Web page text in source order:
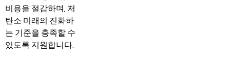
비용을 절감하며, 저
탄소 미래의 진화하
는 기준을 충족할 수
있도록 지원합니다.